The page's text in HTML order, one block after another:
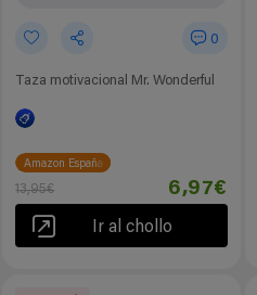
0
Taza motivacional Mr. Wonderful
Amazon España
13,95€ 6,97€
Ir al chollo